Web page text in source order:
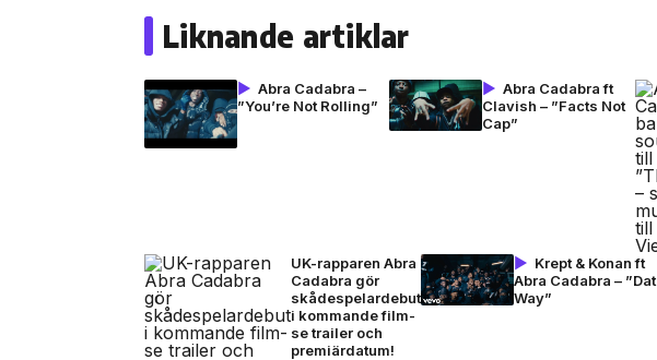
Liknande artiklar
Abra Cadabra –
”You’re Not Rolling”
Abra Cadabra ft
Clavish – ”Facts Not
Cap”
UK-rapparen Abra
Cadabra gör
skådespelardebut
i kommande film-
se trailer och
premiärdatum!
Krept & Konan ft
Abra Cadabra – ”Dat
Way”